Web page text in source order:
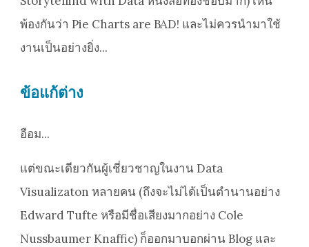
พ้องกันว่า Pie Charts are BAD! และไม่ควรนำมาใช้
งานเป็นอย่างยิ่ง...
ข้อแก้ต่าง
อือม...
แต่ขณะเดียวกันผู้เชี่ยวชาญในงาน Data
Visualizaton หลายคน (ถึงจะไม่ได้เป็นตำนานอย่าง
Edward Tufte หรือมีชื่อเสียงมากอย่าง Cole
Nussbaumer Knaffic) ก็ออกมาบอกผ่าน Blog และ